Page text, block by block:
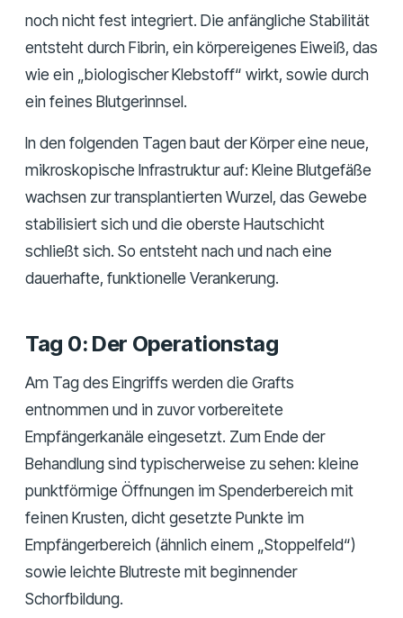
noch nicht fest integriert. Die anfängliche Stabilität
entsteht durch Fibrin, ein körpereigenes Eiweiß, das
wie ein „biologischer Klebstoff“ wirkt, sowie durch
ein feines Blutgerinnsel.
In den folgenden Tagen baut der Körper eine neue,
mikroskopische Infrastruktur auf: Kleine Blutgefäße
wachsen zur transplantierten Wurzel, das Gewebe
stabilisiert sich und die oberste Hautschicht
schließt sich. So entsteht nach und nach eine
dauerhafte, funktionelle Verankerung.
Tag 0: Der Operationstag
Am Tag des Eingriffs werden die Grafts
entnommen und in zuvor vorbereitete
Empfängerkanäle eingesetzt. Zum Ende der
Behandlung sind typischerweise zu sehen: kleine
punktförmige Öffnungen im Spenderbereich mit
feinen Krusten, dicht gesetzte Punkte im
Empfängerbereich (ähnlich einem „Stoppelfeld“)
sowie leichte Blutreste mit beginnender
Schorfbildung.